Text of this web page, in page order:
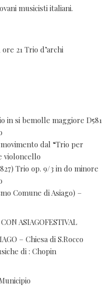
musicisti italiani.
ore 21 Trio d’archi
in si bemolle maggiore D581
dal “Trio per
violoncello
Trio op. 9/3 in do minore
Comune di Asiago) –
ASIAGOFESTIVAL
– Chiesa di S.Rocco
di : Chopin